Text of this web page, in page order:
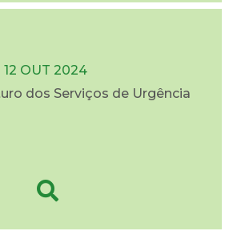
12 OUT 2024
dos Serviços de Urgência